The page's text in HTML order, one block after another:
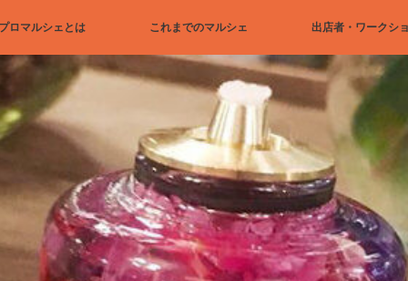
ロマルシェとは これまでのマルシェ 出店者・ワークシ